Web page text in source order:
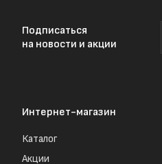
Подписаться
на новости и акции
Интернет-магазин
Каталог
Акции